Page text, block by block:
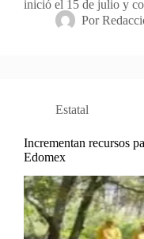
inició el 15 de julio y
Por
Estatal
Incrementan recursos
Edomex